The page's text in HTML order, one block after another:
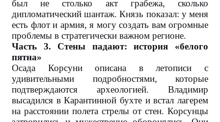
был не столько акт грабежа, сколько
дипломатический шантаж. Князь показал: у меня
есть флот и армия, я могу создать вам огромные
проблемы в стратегически важном регионе.
Часть 3. Стены падают: история «белого
пятна»
Осада Корсуни описана в летописи с
удивительными подробностями, которые
подтверждаются археологией. Владимир
высадился в Карантинной бухте и встал лагерем
на расстоянии полета стрелы от стен. Корсунцы